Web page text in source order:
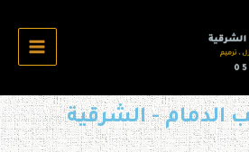
الدمام - الشرقية